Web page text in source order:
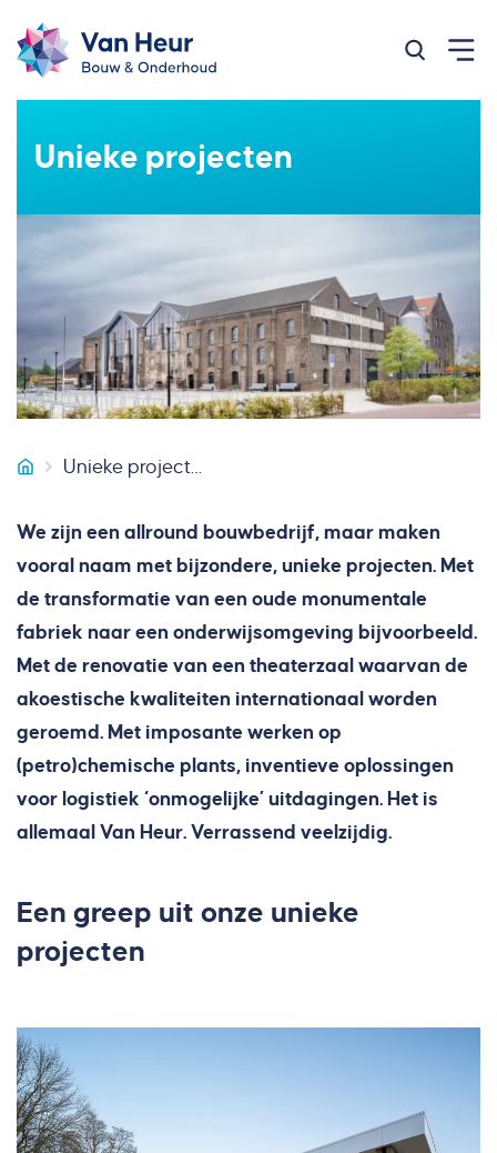
Zoeken
Unieke projecten
Van Heur Bouw & Onderhoud
Unieke projecten
We zijn een allround bouwbedrijf, maar maken
vooral naam met bijzondere, unieke projecten. Met
de transformatie van een oude monumentale
fabriek naar een onderwijsomgeving bijvoorbeeld.
Met de renovatie van een theaterzaal waarvan de
akoestische kwaliteiten internationaal worden
geroemd. Met imposante werken op
(petro)chemische plants, inventieve oplossingen
voor logistiek ‘onmogelijke’ uitdagingen. Het is
allemaal Van Heur. Verrassend veelzijdig.
Een greep uit onze unieke
projecten